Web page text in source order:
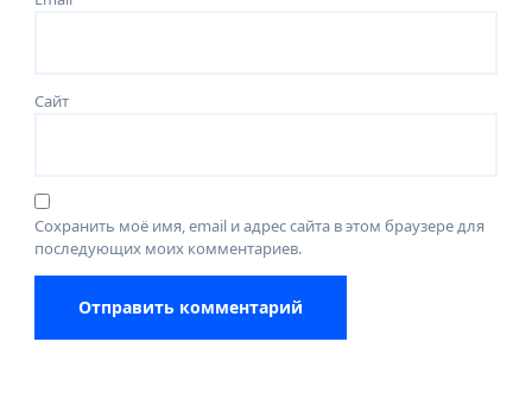
Сайт
Сохранить моё имя, email и адрес сайта в этом браузере для
последующих моих комментариев.